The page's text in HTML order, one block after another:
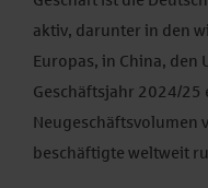
aktiv, darunter in den
Europas, in China, den
Geschäftsjahr 2024/25
Neugeschäftsvolumen
beschäftigte weltweit